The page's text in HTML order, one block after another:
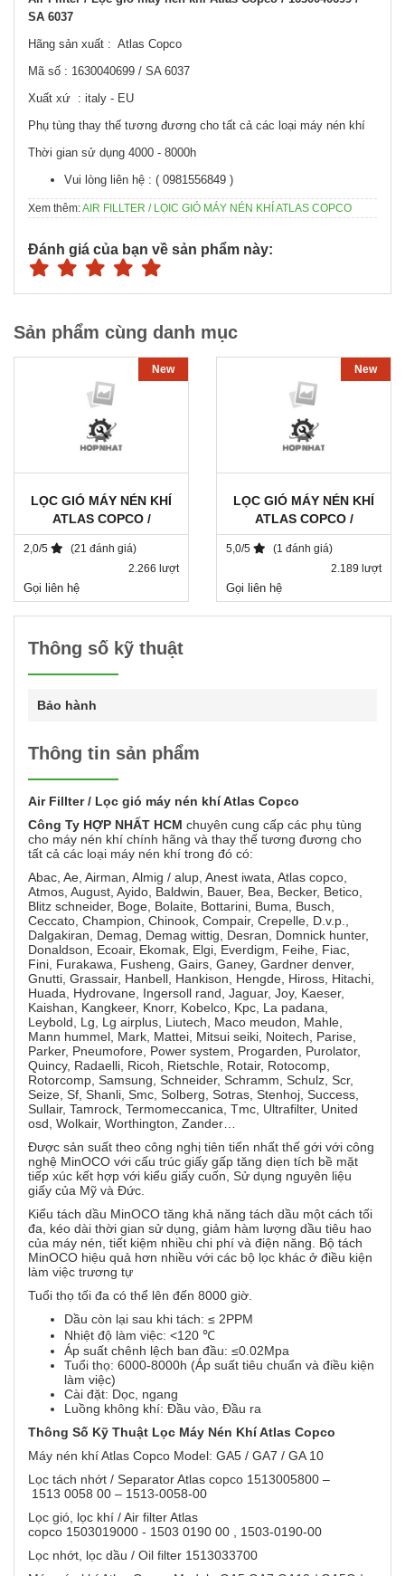
SA 6037
Hãng sản xuất : Atlas Copco
Mã số : 1630040699 / SA 6037
Xuất xứ : italy - EU
Phụ tùng thay thế tương đương cho tất cả các loại máy nén khí
Thời gian sử dụng 4000 - 8000h
Vui lòng liên hệ : ( 0981556849 )
Xem thêm:AIR FILLTER / LỌIC GIÓ MÁY NÉN KHÍ ATLAS COPCO
Đánh giá của bạn về sản phẩm này:
Sản phẩm cùng danh mục
New
LỌC GIÓ MÁY NÉN KHÍ
ATLAS COPCO /
1503018800 / SA 7236
2,0/5
(21 đánh giá)
2.266 lượt
Gọi liên hệ
New
LỌC GIÓ MÁY NÉN KHÍ
ATLAS COPCO /
1621054799
5,0/5
(1 đánh giá)
2.189 lượt
Gọi liên hệ
Thông số kỹ thuật
Bảo hành
Thông tin sản phẩm
Air Fillter / Lọc gió máy nén khí Atlas Copco
Công Ty HỢP NHẤT HCM chuyên cung cấp các phụ tùng
cho máy nén khí chính hãng và thay thế tương đương cho
tất cả các loại máy nén khí trong đó có:
Abac, Ae, Airman, Almig / alup, Anest iwata, Atlas copco,
Atmos, August, Ayido, Baldwin, Bauer, Bea, Becker, Betico,
Blitz schneider, Boge, Bolaite, Bottarini, Buma, Busch,
Ceccato, Champion, Chinook, Compair, Crepelle, D.v.p.,
Dalgakiran, Demag, Demag wittig, Desran, Domnick hunter,
Donaldson, Ecoair, Ekomak, Elgi, Everdigm, Feihe, Fiac,
Fini, Furakawa, Fusheng, Gairs, Ganey, Gardner denver,
Gnutti, Grassair, Hanbell, Hankison, Hengde, Hiross, Hitachi,
Huada, Hydrovane, Ingersoll rand, Jaguar, Joy, Kaeser,
Kaishan, Kangkeer, Knorr, Kobelco, Kpc, La padana,
Leybold, Lg, Lg airplus, Liutech, Maco meudon, Mahle,
Mann hummel, Mark, Mattei, Mitsui seiki, Noitech, Parise,
Parker, Pneumofore, Power system, Progarden, Purolator,
Quincy, Radaelli, Ricoh, Rietschle, Rotair, Rotocomp,
Rotorcomp, Samsung, Schneider, Schramm, Schulz, Scr,
Seize, Sf, Shanli, Smc, Solberg, Sotras, Stenhoj, Success,
Sullair, Tamrock, Termomeccanica, Tmc, Ultrafilter, United
osd, Wolkair, Worthington, Zander…
Được sản suất theo công nghị tiên tiến nhất thế gới với công
nghệ MinOCO với cấu trúc giấy gấp tăng diẹn tích bề mặt
tiếp xúc kết hợp với kiểu giấy cuốn, Sử dụng nguyên liệu
giấy của Mỹ và Đức.
Kiểu tách dầu MinOCO tăng khả năng tách dầu một cách tối
đa, kéo dài thời gian sử dụng, giảm hàm lượng dầu tiêu hao
của máy nén, tiết kiệm nhiều chi phí và điện năng. Bộ tách
MinOCO hiệu quả hơn nhiều với các bộ lọc khác ở điều kiện
làm việc trương tự
Tuổi thọ tối đa có thể lên đến 8000 giờ.
Dầu còn lại sau khi tách: ≤ 2PPM
Nhiệt độ làm việc: <120 ℃
Áp suất chênh lệch ban đầu: ≤0.02Mpa
Tuổi thọ: 6000-8000h (Áp suất tiêu chuẩn và điều kiện
làm việc)
Cài đặt: Dọc, ngang
Luồng không khí: Đầu vào, Đầu ra
Thông Số Kỹ Thuật Lọc Máy Nén Khí Atlas Copco
Máy nén khí Atlas Copco Model: GA5 / GA7 / GA 10
Lọc tách nhớt / Separator Atlas copco 1513005800 –
1513 0058 00 – 1513-0058-00
Lọc gió, lọc khí / Air filter Atlas
copco 1503019000 - 1503 0190 00 , 1503-0190-00
Lọc nhớt, lọc dầu / Oil filter 1513033700